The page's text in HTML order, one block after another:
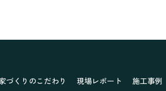
づくりのこだわり 現場レポート 施工事例